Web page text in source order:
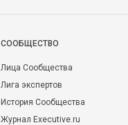
CООБЩЕСТВО
Лица Сообщества
Лига экспертов
История Сообщества
Журнал Executive.ru